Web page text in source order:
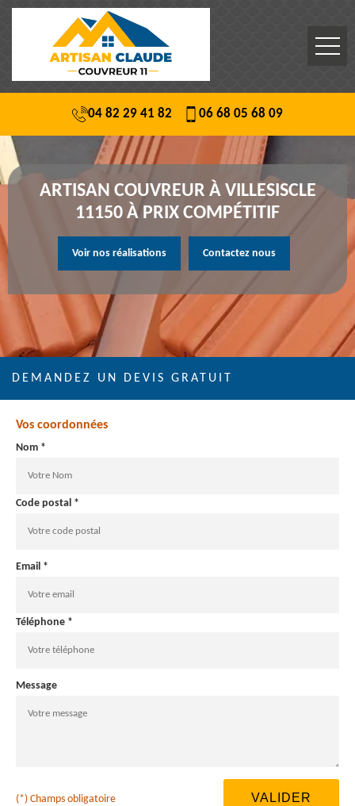
04 82 29 41 82 06 68 05 68 09
ARTISAN COUVREUR À VILLESISCLE
11150 À PRIX COMPÉTITIF
Voir nos réalisations Contactez nous
DEMANDEZ UN DEVIS GRATUIT
Vos coordonnées
Nom *
Code postal *
Email *
Téléphone *
Message
(*) Champs obligatoire